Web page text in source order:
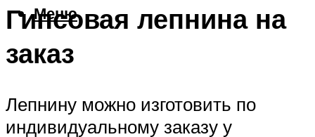
Меню
Гипсовая лепнина на
заказ
Лепнину можно изготовить по
индивидуальному заказу у